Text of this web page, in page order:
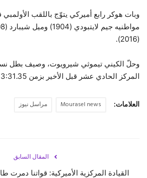
(2016).
وحلّ الكيني تيموثي شيرويوت، وصيف بطل
المركز الحادي عشر قبل الأخير بزمن 3:31.35 دقائق
العلامات: Mourasel news مراسل نيوز
المقال السابق
القيادة المركزية الأميركية: قواتنا دمرت